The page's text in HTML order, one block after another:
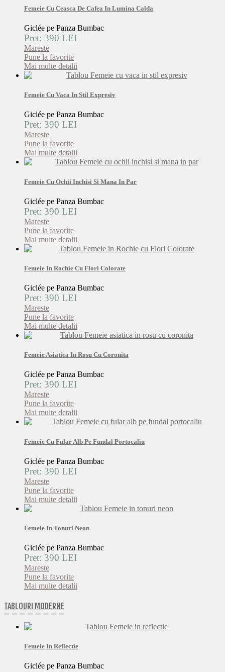
Femeie Cu Ceasca De Cafea In Lumina Calda
Giclée pe Panza Bumbac
Pret: 390 LEI
Mareste
Pune la favorite
Mai multe detalii
Femeie Cu Vaca In Stil Expresiv
Giclée pe Panza Bumbac
Pret: 390 LEI
Mareste
Pune la favorite
Mai multe detalii
Femeie Cu Ochii Inchisi Si Mana In Par
Giclée pe Panza Bumbac
Pret: 390 LEI
Mareste
Pune la favorite
Mai multe detalii
Femeie In Rochie Cu Flori Colorate
Giclée pe Panza Bumbac
Pret: 390 LEI
Mareste
Pune la favorite
Mai multe detalii
Femeie Asiatica In Rosu Cu Coronita
Giclée pe Panza Bumbac
Pret: 390 LEI
Mareste
Pune la favorite
Mai multe detalii
Femeie Cu Fular Alb Pe Fundal Portocaliu
Giclée pe Panza Bumbac
Pret: 390 LEI
Mareste
Pune la favorite
Mai multe detalii
Femeie In Tonuri Neon
Giclée pe Panza Bumbac
Pret: 390 LEI
Mareste
Pune la favorite
Mai multe detalii
TABLOURI MODERNE
Femeie In Reflectie
Giclée pe Panza Bumbac